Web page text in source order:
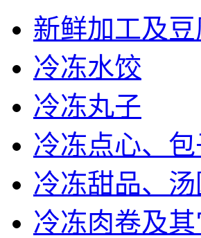
新鲜加工及豆
冷冻水饺
冷冻丸子
冷冻点心、包
冷冻甜品、汤
冷冻肉卷及